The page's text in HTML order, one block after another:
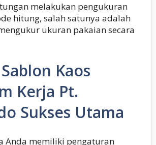
melakukan pengukuran
hitung, salah satunya adalah
ukuran pakaian secara
Kaos
Kerja Pt.
Sukses Utama
Anda memiliki pengaturan